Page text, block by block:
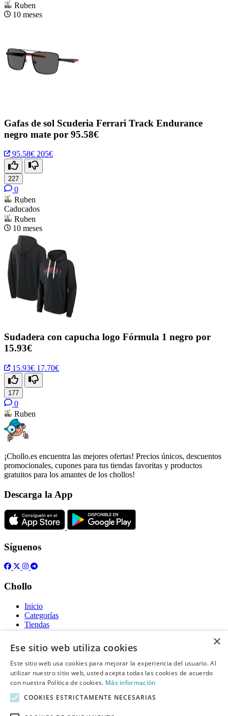
Ruben
10 meses
Gafas de sol Scuderia Ferrari Track Endurance
negro mate por 95.58€
95.58€ 205€
227
0
Ruben
Caducados
Ruben
10 meses
Sudadera con capucha logo Fórmula 1 negro por
15.93€
15.93€ 17.70€
177
0
Ruben
¡Chollo.es encuentra las mejores ofertas! Precios únicos, descuentos
promocionales, cupones para tus tiendas favoritas y productos
gratuitos para los amantes de los chollos!
Descarga la App
Síguenos
Chollo
Inicio
Categorías
Tiendas
Gratis
Acerca de
Sobre nosotros
Contacto
Información legal
×
Ese sitio web utiliza cookies
Este sitio web usa cookies para mejorar la experiencia del usuario. Al
utilizar nuestro sitio web, usted acepta todas las cookies de acuerdo
con nuestra Política de cookies. Más información
COOKIES ESTRICTAMENTE NECESARIAS